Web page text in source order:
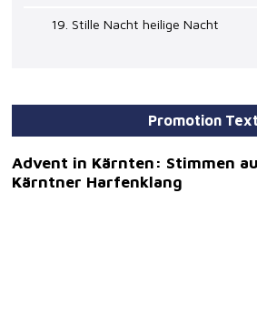
19. Stille Nacht heilige Nacht
Promotion Text
Advent in Kärnten: Stimmen
Kärntner Harfenklang